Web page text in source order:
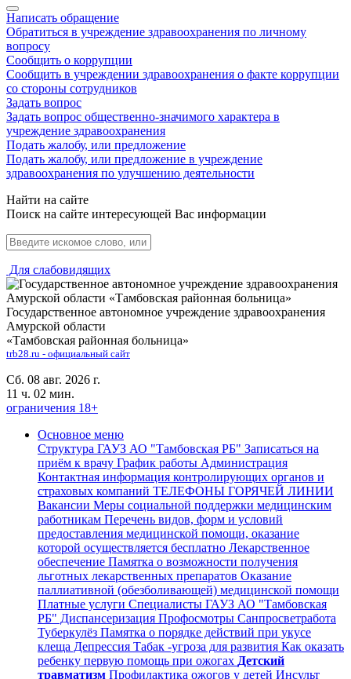
Написать обращение
Обратиться в учреждение здравоохранения по личному
вопросу
Сообщить о коррупции
Сообщить в учреждении здравоохранения о факте коррупции
со стороны сотрудников
Задать вопрос
Задать вопрос общественно-значимого характера в
учреждение здравоохранения
Подать жалобу, или предложение
Подать жалобу, или предложение в учреждение
здравоохранения по улучшению деятельности
Найти на сайте
Поиск на сайте интересующей Вас информации
Для слабовидящих
Государственное автономное учреждение здравоохранения
Амурской области
«Тамбовская районная больница»
trb28.ru - официальный сайт
Сб. 08 авг. 2026 г.
11 ч. 02 мин.
ограничения 18+
Основное меню
Структура ГАУЗ АО "Тамбовская РБ" Записаться на
приём к врачу График работы Администрация
Контактная информация контролирующих органов и
страховых компаний ТЕЛЕФОНЫ ГОРЯЧЕЙ ЛИНИИ
Вакансии Меры социальной поддержки медицинским
работникам Перечень видов, форм и условий
предоставления медицинской помощи, оказание
которой осуществляется бесплатно Лекарственное
обеспечение Памятка о возможности получения
льготных лекарственных препаратов Оказание
паллиативной (обезболивающей) медицинской помощи
Платные услуги Специалисты ГАУЗ АО "Тамбовская
РБ" Диспансеризация Профосмотры Санпросветработа
Туберкулёз Памятка о порядке действий при укусе
клеща Депрессия Табак -угроза для развития Как оказать
ребенку первую помощь при ожогах Детский
травматизм Профилактика ожогов у детей Инсульт